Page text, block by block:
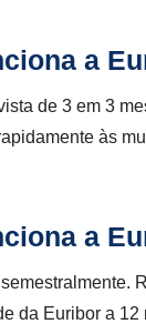
a
de 3 em 3
às
a
da Euribor a 12